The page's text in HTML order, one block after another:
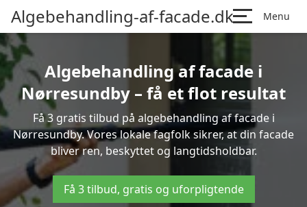
Algebehandling-af-facade.dk Menu
Algebehandling af facade i
Nørresundby – få et flot resultat
Få 3 gratis tilbud på algebehandling af facade i
Nørresundby. Vores lokale fagfolk sikrer, at din facade
bliver ren, beskyttet og langtidsholdbar.
Få 3 tilbud, gratis og uforpligtende